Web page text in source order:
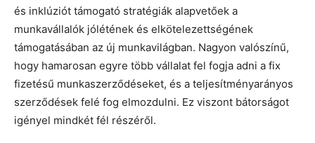
és inklúziót támogató stratégiák alapvetőek a
munkavállalók jólétének és elkötelezettségének
támogatásában az új munkavilágban. Nagyon valószínű,
hogy hamarosan egyre több vállalat fel fogja adni a fix
fizetésű munkaszerződéseket, és a teljesítményarányos
szerződések felé fog elmozdulni. Ez viszont bátorságot
igényel mindkét fél részéről.